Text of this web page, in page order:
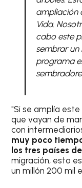
ampliación
Vida.
cabo este
sembrar un
programa
"Si se amplía
que vayan de
con
muy poco
los tres países
migración, esto
un millón 200 mil